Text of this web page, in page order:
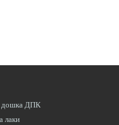
дошка ДПК
лаки